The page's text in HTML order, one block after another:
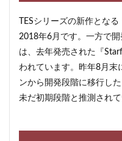
TESシリーズの新作とな
2018年6月です。一方で
は、去年発売された『
われています。昨年8月末
ンから開発段階に移行し
未だ初期段階と推測されて